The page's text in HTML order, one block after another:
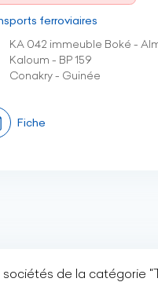
ferroviaires
KA 042 immeuble Boké -
Kaloum - BP 159
Conakry - Guinée
Fiche
sociétés de la catégorie